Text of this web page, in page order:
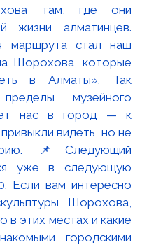
там, где они
жизни алматинцев.
маршрута стал наш
Шорохова, которые
в Алматы». Так
музейного
нас в город — к
видеть, но не
📌Следующий
уже в следующую
Если вам интересно
Шорохова,
в этих местах и какие
городскими